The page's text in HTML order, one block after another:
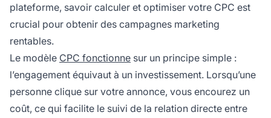
plateforme, savoir calculer et optimiser votre CPC est
crucial pour obtenir des campagnes marketing
rentables.
Le modèle CPC fonctionne sur un principe simple :
l’engagement équivaut à un investissement. Lorsqu’une
personne clique sur votre annonce, vous encourez un
coût, ce qui facilite le suivi de la relation directe entre